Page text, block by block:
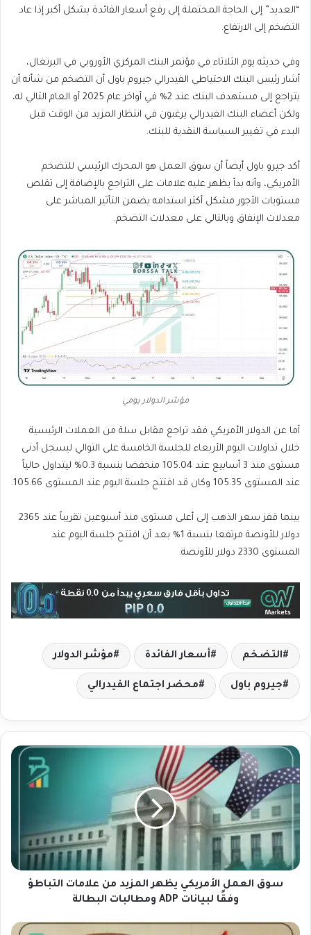
“العديد” إلى الحاجة المحتملة إلى رفع أسعار الفائدة بشكل أكبر إذا عاد
التضخم إلى الارتفاع.
وفي حديثه يوم الثلاثاء في مؤتمر البنك المركزي الأوروبي في البرتغال،
أشار رئيس البنك الاحتياطي الفيدرالي جيروم باول أن التضخم من شأنه أن
يتراجع إلى مستهدف البنك عند 2% في أواخر عام 2025 أو العام التالي له،
ولكن أعضاء البنك الفيدرالي يرغبون في انتظار المزيد من الوقت قبل
البدء في تغيير السياسة النقدية للبنك.
أكد جيرو باول أيضاً أن سوق العمل هو المحرك الرئيسي للتضخم
الأمريكي، وأنه بدأ يظهر عليه علامات على التراجع بالإضافة إلى تقلص
مستويات الأجور مشكل أكثر استدامه يضمن التأثير المباشر على
معدلات الإنفاق وبالتالي على معدلات التضخم.
مؤشر الدولار يومي
أما عن الدولار الأمريكي فقد تراجع مقابل سلة من العملات الرئيسية
خلال تداولات اليوم الأربعاء للجلسة الخامسة على التوالي ليسجل أدنى
مستوى منذ 3 أسابيع عند 105.04 منخفضا بنسبة 0.3% ليتداول حالياً
عند المستوى 105.35 وكان قد افتتح جلسة اليوم عند المستوى 105.66.
بينما قفز سعر الذهب إلى أعلى مستوى منذ أسبوعين تقريباً عند 2365
دولار للأونصة مرتفعا بنسبة 1% بعد أن افتتح جلسة اليوم عند
المستوى 2330 دولار للأونصة.
التضخم أسعار الفائدة مؤشر الدولار
جيروم باول محضر اجتماع الفيدرالي
س
و
ق
ا
ع
ا
ر
سوق العمل الأمريكي يظهر المزيد من علامات التباطؤ
وفقًا لبيانات ADP ومطالبات البطالة
ا